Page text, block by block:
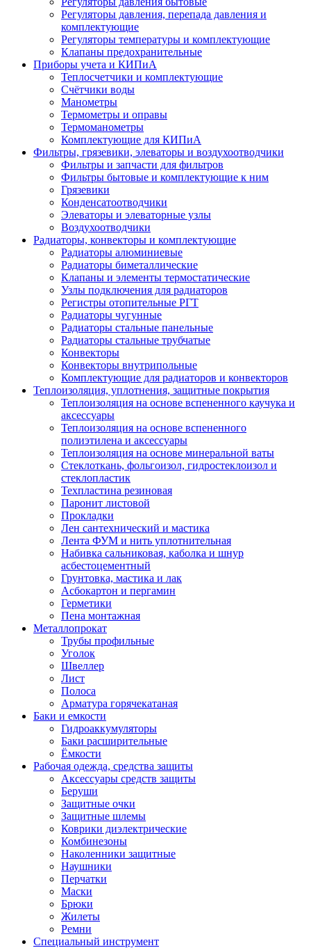
Регуляторы давления, перепада давления и
комплектующие
Регуляторы температуры и комплектующие
Клапаны предохранительные
Приборы учета и КИПиА
Теплосчетчики и комплектующие
Счётчики воды
Манометры
Термометры и оправы
Термоманометры
Комплектующие для КИПиА
Фильтры, грязевики, элеваторы и воздухоотводчики
Фильтры и запчасти для фильтров
Фильтры бытовые и комплектующие к ним
Грязевики
Конденсатоотводчики
Элеваторы и элеваторные узлы
Воздухоотводчики
Радиаторы, конвекторы и комплектующие
Радиаторы алюминиевые
Радиаторы биметаллические
Клапаны и элементы термостатические
Узлы подключения для радиаторов
Регистры отопительные РГТ
Радиаторы чугунные
Радиаторы стальные панельные
Радиаторы стальные трубчатые
Конвекторы
Конвекторы внутрипольные
Комплектующие для радиаторов и конвекторов
Теплоизоляция, уплотнения, защитные покрытия
Теплоизоляция на основе вспененного каучука и
аксессуары
Теплоизоляция на основе вспененного
полиэтилена и аксессуары
Теплоизоляция на основе минеральной ваты
Стеклоткань, фольгоизол, гидростеклоизол и
стеклопластик
Техпластина резиновая
Паронит листовой
Прокладки
Лен сантехнический и мастика
Лента ФУМ и нить уплотнительная
Набивка сальниковая, каболка и шнур
асбестоцементный
Грунтовка, мастика и лак
Асбокартон и пергамин
Герметики
Пена монтажная
Металлопрокат
Трубы профильные
Уголок
Швеллер
Лист
Полоса
Арматура горячекатаная
Баки и емкости
Гидроаккумуляторы
Баки расширительные
Ёмкости
Рабочая одежда, средства защиты
Аксессуары средств защиты
Беруши
Защитные очки
Защитные шлемы
Коврики диэлектрические
Комбинезоны
Наколенники защитные
Наушники
Перчатки
Маски
Брюки
Жилеты
Ремни
Специальный инструмент